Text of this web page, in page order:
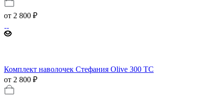
от 2 800 ₽
Комплект наволочек Стефания Olive 300 ТС
от 2 800 ₽